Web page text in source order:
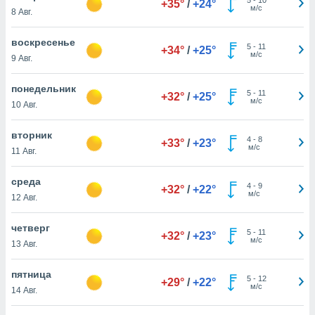
действия
рекламу
нашей
cookie
cookie
в
нашего
8 Авг.
+35° / +24°
м/с
воскресенье
9 Авг.
+34° / +25° 5- 11
м/с
понедельник
10 Авг.
+32° / +25° 5- 11
м/с
вторник
11 Авг.
+33° / +23° 4- 8
м/с
среда
12 Авг.
+32° / +22° 4- 9
м/с
четверг
13 Авг.
+32° / +23° 5- 11
м/с
пятница
14 Авг.
+29° / +22° 5- 12
м/с